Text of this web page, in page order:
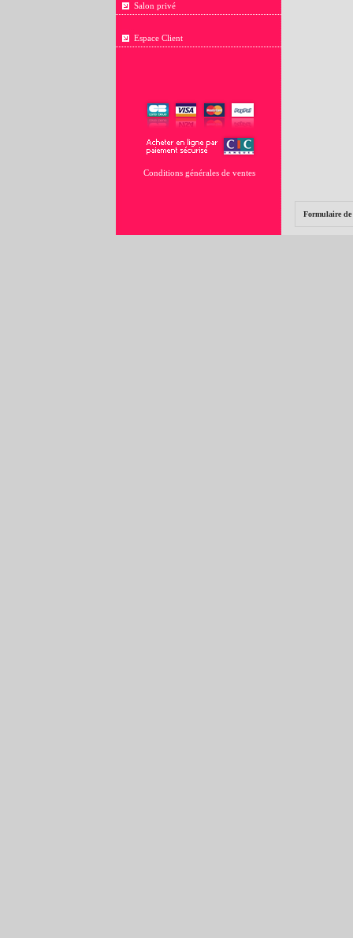
Salon privé
Espace Client
Conditions générales de ventes
Formulaire de